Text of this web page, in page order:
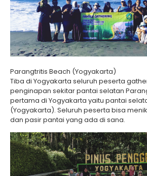
Parangtritis Beach (Yogyakarta)
Tiba di Yogyakarta seluruh peserta
penginapan sekitar pantai selatan
pertama di Yogyakarta yaitu pantai
(Yogyakarta). Seluruh peserta bisa
dan pasir pantai yang ada di sana.